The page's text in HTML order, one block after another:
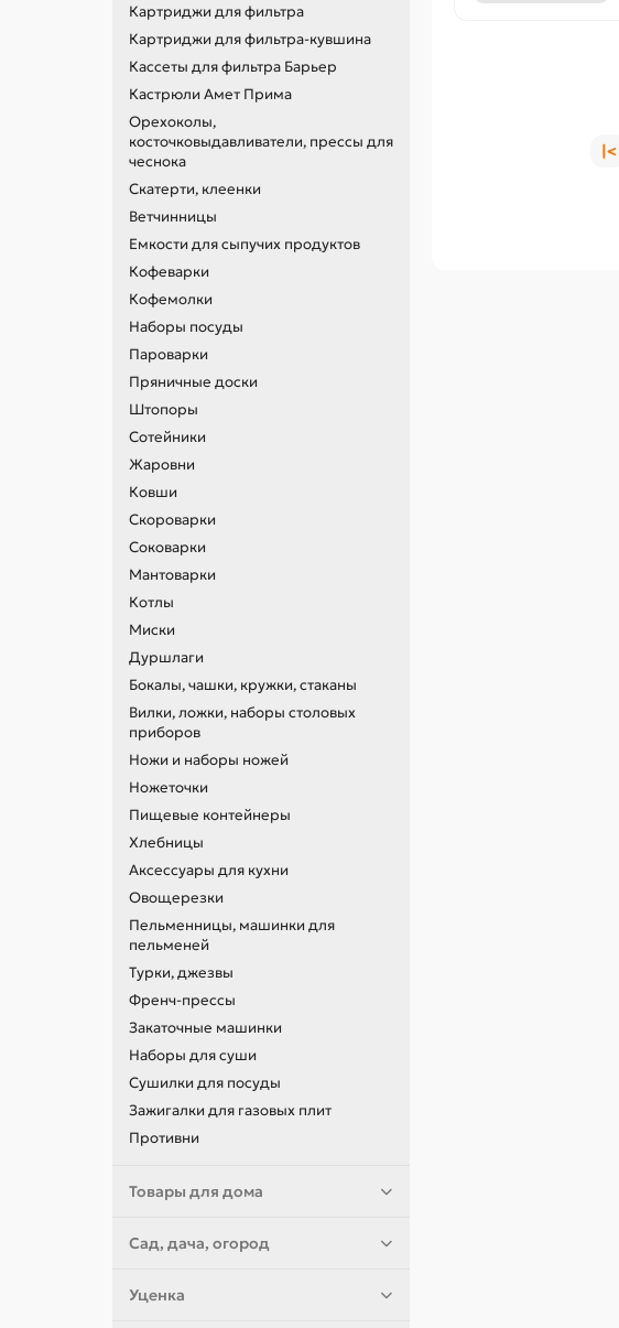
Картриджи для фильтра
Картриджи для фильтра-кувшина
Кассеты для фильтра Барьер
Кастрюли Амет Прима
Орехоколы,
косточковыдавливатели, прессы для
чеснока
Скатерти, клеенки
Ветчинницы
Емкости для сыпучих продуктов
Кофеварки
Кофемолки
Наборы посуды
Пароварки
Пряничные доски
Штопоры
Сотейники
Жаровни
Ковши
Скороварки
Соковарки
Мантоварки
Котлы
Миски
Дуршлаги
Бокалы, чашки, кружки, стаканы
Вилки, ложки, наборы столовых
приборов
Ножи и наборы ножей
Ножеточки
Пищевые контейнеры
Хлебницы
Аксессуары для кухни
Овощерезки
Пельменницы, машинки для
пельменей
Турки, джезвы
Френч-прессы
Закаточные машинки
Наборы для суши
Сушилки для посуды
Зажигалки для газовых плит
Противни
Товары для дома
Сад, дача, огород
Уценка
|<